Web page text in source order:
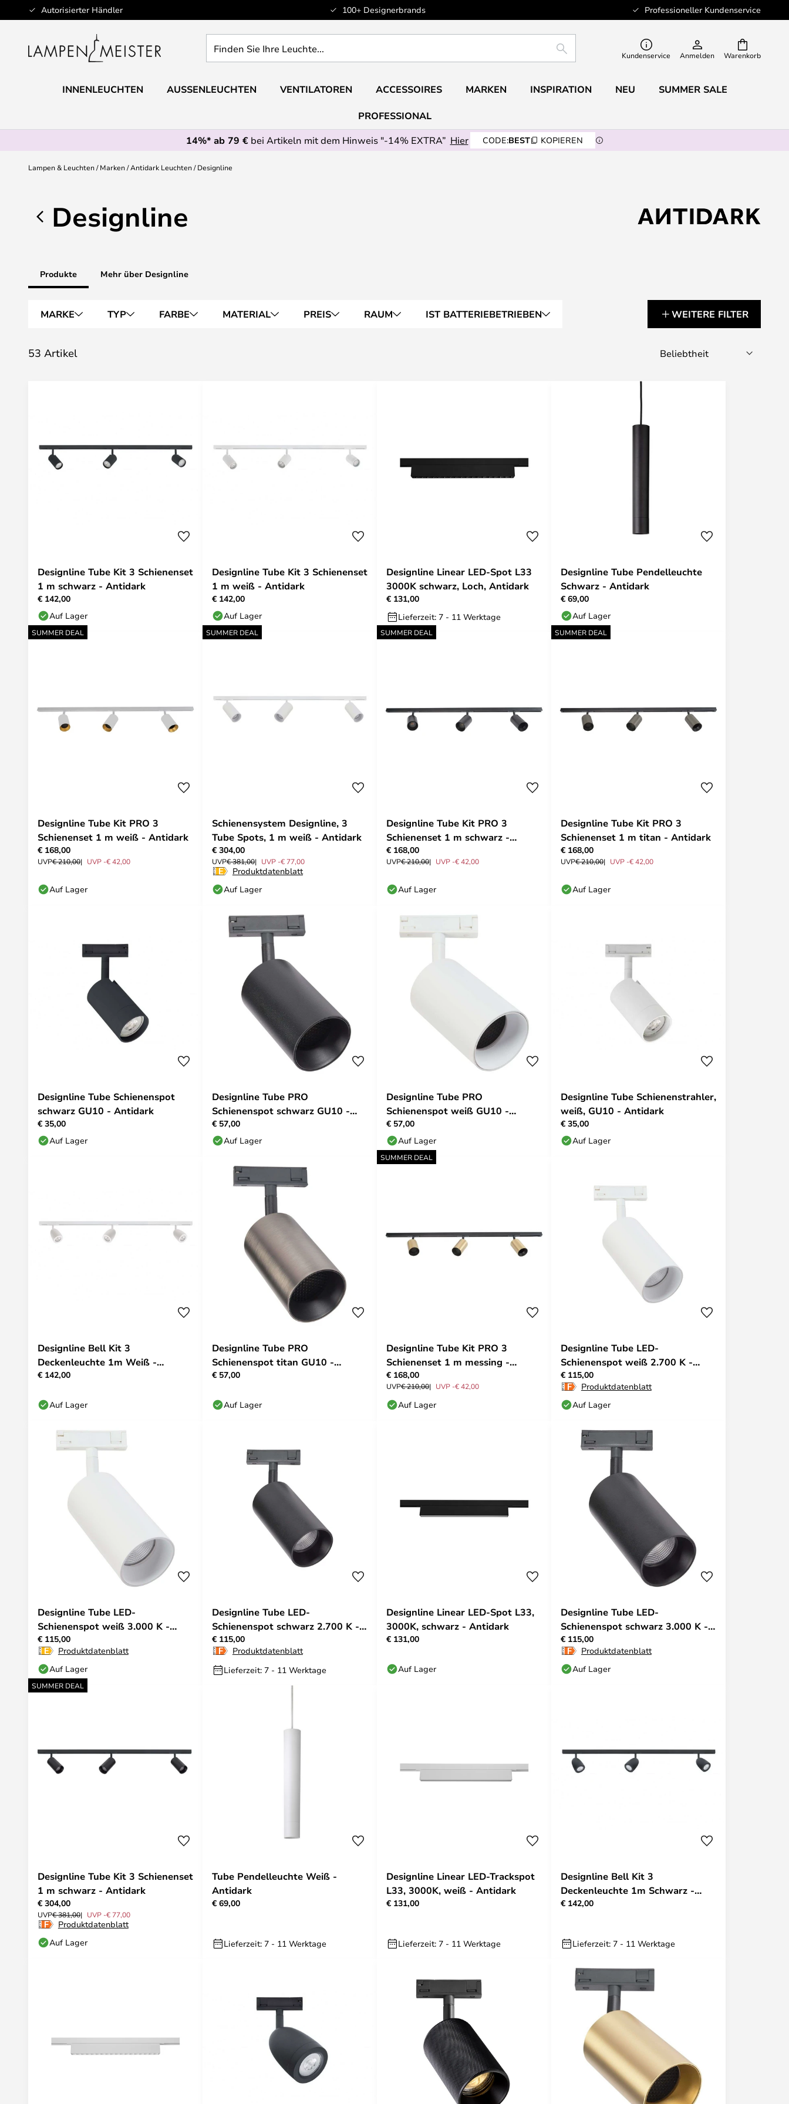
Autorisierter Händler 100+ Designerbrands Professioneller Kundenservice
Zum
Inhalt
Warenkorb
Sie
Leuchte...
SUCHE Kundenservice Anmelden
INNENLEUCHTEN AUSSENLEUCHTEN VENTILATOREN ACCESSOIRES MARKEN INSPIRATION NEU SUMMER SALE
PROFESSIONAL
14%* ab 79 €bei Artikeln mit dem Hinweis "-14% EXTRA” Hier CODE:BEST KOPIEREN
Lampen & Leuchten Marken Antidark Leuchten Designline
Designline
Produkte Mehr über Designline
MARKE TYP FARBE MATERIAL PREIS RAUM IST BATTERIEBETRIEBEN WEITERE FILTER
53 Artikel
Designline Tube Kit 3 Schienenset
1 m schwarz - Antidark
€ 142,00
Auf Lager
Designline Tube Kit 3 Schienenset
1 m weiß - Antidark
€ 142,00
Auf Lager
Designline Linear LED-Spot L33
3000K schwarz, Loch, Antidark
€ 131,00
Lieferzeit: 7 - 11 Werktage
Designline Tube Pendelleuchte
Schwarz - Antidark
€ 69,00
Auf Lager
SUMMER DEAL
Designline Tube Kit PRO 3
Schienenset 1 m weiß - Antidark
€ 168,00
UVP€ 210,00 UVP -€ 42,00
Auf Lager
SUMMER DEAL
Schienensystem Designline, 3
Tube Spots, 1 m weiß - Antidark
€ 304,00
UVP€ 381,00 UVP -€ 77,00
Produktdatenblatt
Auf Lager
SUMMER DEAL
Designline Tube Kit PRO 3
Schienenset 1 m schwarz -
Antidark
€ 168,00
UVP€ 210,00 UVP -€ 42,00
Auf Lager
SUMMER DEAL
Designline Tube Kit PRO 3
Schienenset 1 m titan - Antidark
€ 168,00
UVP€ 210,00 UVP -€ 42,00
Auf Lager
Designline Tube Schienenspot
schwarz GU10 - Antidark
€ 35,00
Auf Lager
Designline Tube PRO
Schienenspot schwarz GU10 -
Antidark
€ 57,00
Auf Lager
Designline Tube PRO
Schienenspot weiß GU10 -
Antidark
€ 57,00
Auf Lager
Designline Tube Schienenstrahler,
weiß, GU10 - Antidark
€ 35,00
Auf Lager
Designline Bell Kit 3
Deckenleuchte 1m Weiß -
Antidark
€ 142,00
Auf Lager
Designline Tube PRO
Schienenspot titan GU10 -
Antidark
€ 57,00
Auf Lager
SUMMER DEAL
Designline Tube Kit PRO 3
Schienenset 1 m messing -
Antidark
€ 168,00
UVP€ 210,00 UVP -€ 42,00
Auf Lager
Designline Tube LED-
Schienenspot weiß 2.700 K -
Antidark
€ 115,00
Produktdatenblatt
Auf Lager
Designline Tube LED-
Schienenspot weiß 3.000 K -
Antidark
€ 115,00
Produktdatenblatt
Auf Lager
Designline Tube LED-
Schienenspot schwarz 2.700 K -
Antidark
€ 115,00
Produktdatenblatt
Lieferzeit: 7 - 11 Werktage
Designline Linear LED-Spot L33,
3000K, schwarz - Antidark
€ 131,00
Auf Lager
Designline Tube LED-
Schienenspot schwarz 3.000 K -
Antidark
€ 115,00
Produktdatenblatt
Auf Lager
SUMMER DEAL
Designline Tube Kit 3 Schienenset
1 m schwarz - Antidark
€ 304,00
UVP€ 381,00 UVP -€ 77,00
Produktdatenblatt
Auf Lager
Tube Pendelleuchte Weiß -
Antidark
€ 69,00
Lieferzeit: 7 - 11 Werktage
Designline Linear LED-Trackspot
L33, 3000K, weiß - Antidark
€ 131,00
Lieferzeit: 7 - 11 Werktage
Designline Bell Kit 3
Deckenleuchte 1m Schwarz -
Antidark
€ 142,00
Lieferzeit: 7 - 11 Werktage